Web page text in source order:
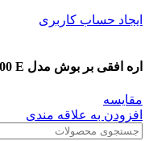
ایجاد حساب کاربری
اره افقی بر بوش مدل PSA 700 E
مقایسه
افزودن به علاقه مندی